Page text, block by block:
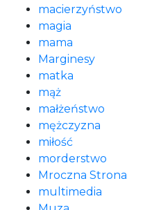
macierzyństwo
magia
mama
Marginesy
matka
mąż
małżeństwo
mężczyzna
miłość
morderstwo
Mroczna Strona
multimedia